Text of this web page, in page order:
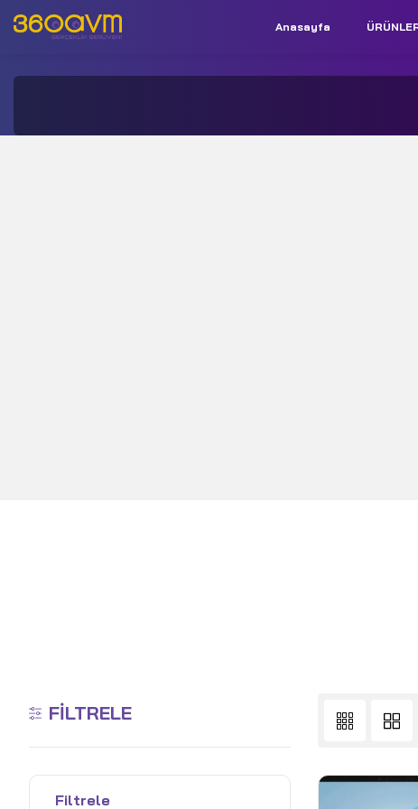
İletişim: +90 850 532 9312
Anasayfa
FILTRELE
Filtrele